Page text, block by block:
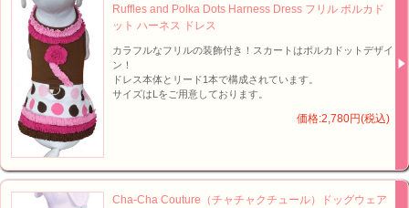
Ruffles and Polka Dots Harness Dress フリル ポルカド
ット ハーネス ドレス
カラフルなフリルの装飾付き！スカートはポルカドットデザイ
ン！
ドレス本体とリード1本で構成されています。
サイズはLをご用意しております。
価格:2,780円(税込)
Cha-Cha Couture（チャチャクチュール）ドッグウェア